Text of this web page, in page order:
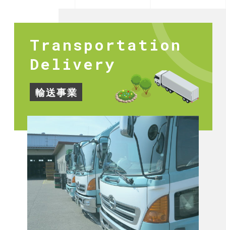
Transportation
Delivery
輸送事業